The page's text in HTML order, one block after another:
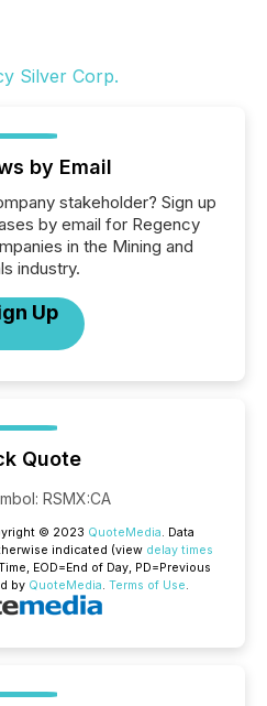
by Email
stakeholder? Sign up
by email for Regency
in the Mining and
industry.
Up
Quote
: RSMX:CA
© 2023 QuoteMedia. Data
indicated (view delay times
EOD=End of Day, PD=Previous
by QuoteMedia. Terms of Use.